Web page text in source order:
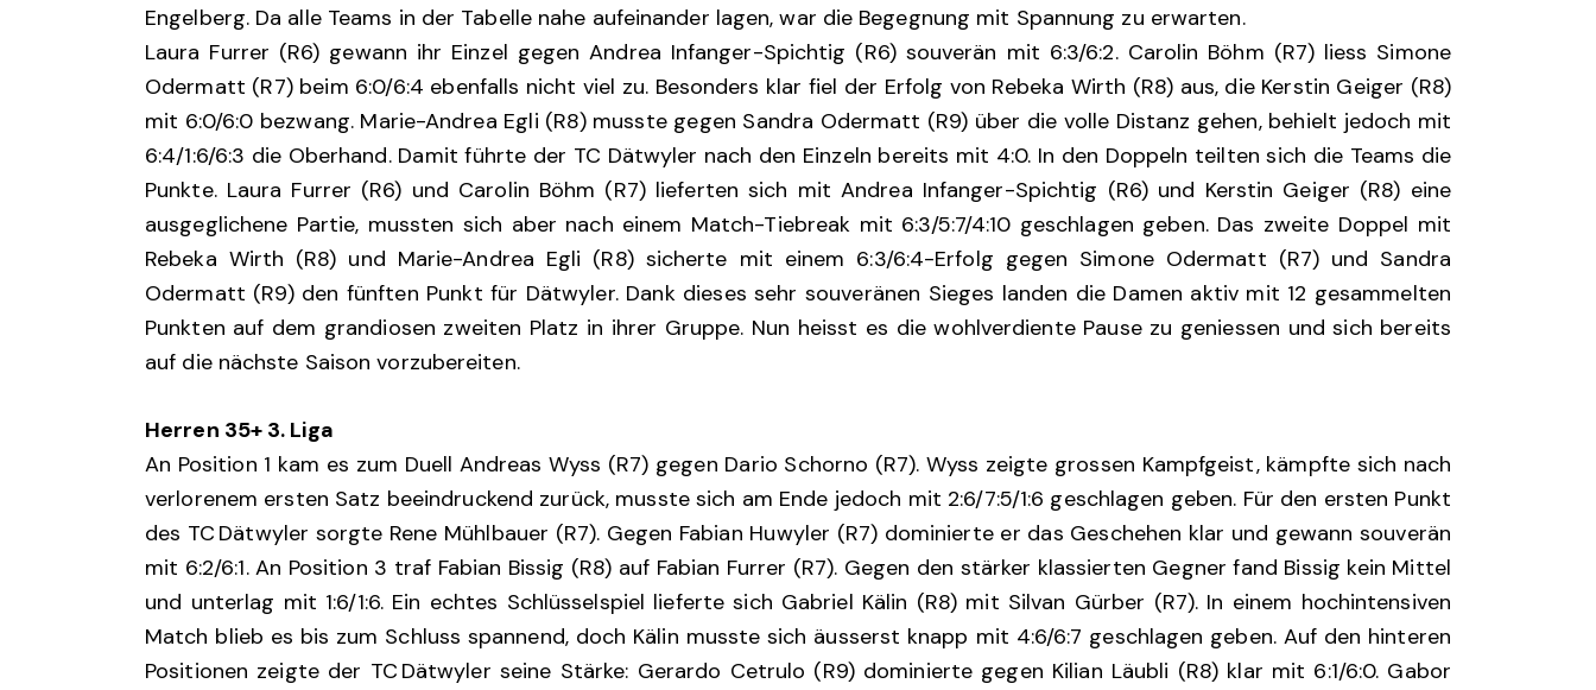
Engelberg. Da alle Teams in der Tabelle nahe aufeinander lagen, war die Begegnung mit Spannung zu erwarten.
Laura Furrer (R6) gewann ihr Einzel gegen Andrea Infanger-Spichtig (R6) souverän mit 6:3/6:2. Carolin Böhm (R7) liess Simone
Odermatt (R7) beim 6:0/6:4 ebenfalls nicht viel zu. Besonders klar fiel der Erfolg von Rebeka Wirth (R8) aus, die Kerstin Geiger (R8)
mit 6:0/6:0 bezwang. Marie-Andrea Egli (R8) musste gegen Sandra Odermatt (R9) über die volle Distanz gehen, behielt jedoch mit
6:4/1:6/6:3 die Oberhand. Damit führte der TC Dätwyler nach den Einzeln bereits mit 4:0. In den Doppeln teilten sich die Teams die
Punkte. Laura Furrer (R6) und Carolin Böhm (R7) lieferten sich mit Andrea Infanger-Spichtig (R6) und Kerstin Geiger (R8) eine
ausgeglichene Partie, mussten sich aber nach einem Match-Tiebreak mit 6:3/5:7/4:10 geschlagen geben. Das zweite Doppel mit
Rebeka Wirth (R8) und Marie-Andrea Egli (R8) sicherte mit einem 6:3/6:4-Erfolg gegen Simone Odermatt (R7) und Sandra
Odermatt (R9) den fünften Punkt für Dätwyler. Dank dieses sehr souveränen Sieges landen die Damen aktiv mit 12 gesammelten
Punkten auf dem grandiosen zweiten Platz in ihrer Gruppe. Nun heisst es die wohlverdiente Pause zu geniessen und sich bereits
auf die nächste Saison vorzubereiten.
Herren 35+ 3. Liga
An Position 1 kam es zum Duell Andreas Wyss (R7) gegen Dario Schorno (R7). Wyss zeigte grossen Kampfgeist, kämpfte sich nach
verlorenem ersten Satz beeindruckend zurück, musste sich am Ende jedoch mit 2:6/7:5/1:6 geschlagen geben. Für den ersten Punkt
des TC Dätwyler sorgte Rene Mühlbauer (R7). Gegen Fabian Huwyler (R7) dominierte er das Geschehen klar und gewann souverän
mit 6:2/6:1. An Position 3 traf Fabian Bissig (R8) auf Fabian Furrer (R7). Gegen den stärker klassierten Gegner fand Bissig kein Mittel
und unterlag mit 1:6/1:6. Ein echtes Schlüsselspiel lieferte sich Gabriel Kälin (R8) mit Silvan Gürber (R7). In einem hochintensiven
Match blieb es bis zum Schluss spannend, doch Kälin musste sich äusserst knapp mit 4:6/6:7 geschlagen geben. Auf den hinteren
Positionen zeigte der TC Dätwyler seine Stärke: Gerardo Cetrulo (R9) dominierte gegen Kilian Läubli (R8) klar mit 6:1/6:0. Gabor